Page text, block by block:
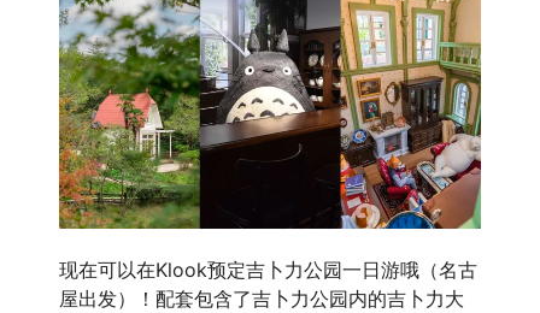
现在可以在Klook预定吉卜力公园一日游哦（名古
屋出发）！配套包含了吉卜力公园内的吉卜力大